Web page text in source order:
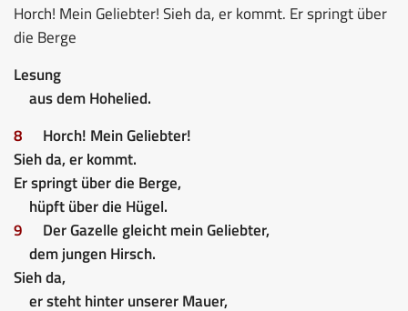
Horch! Mein Geliebter! Sieh da, er kommt. Er springt über
die Berge
Lesung
aus dem Hohelied.
8
Horch! Mein Geliebter!
Sieh da, er kommt.
Er springt über die Berge,
hüpft über die Hügel.
9
Der Gazelle gleicht mein Geliebter,
dem jungen Hirsch.
Sieh da,
er steht hinter unserer Mauer,